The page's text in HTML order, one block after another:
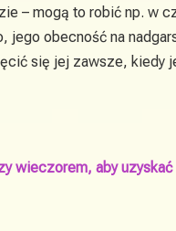
– mogą to robić np. w
jego obecność na
się jej zawsze, kiedy
wieczorem, aby